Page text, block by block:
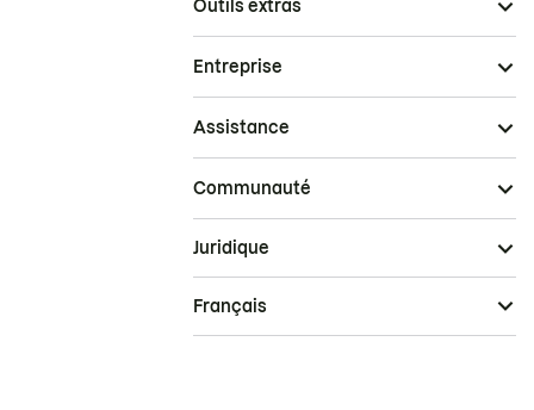
Outils extras
Entreprise
Assistance
Communauté
Juridique
Français